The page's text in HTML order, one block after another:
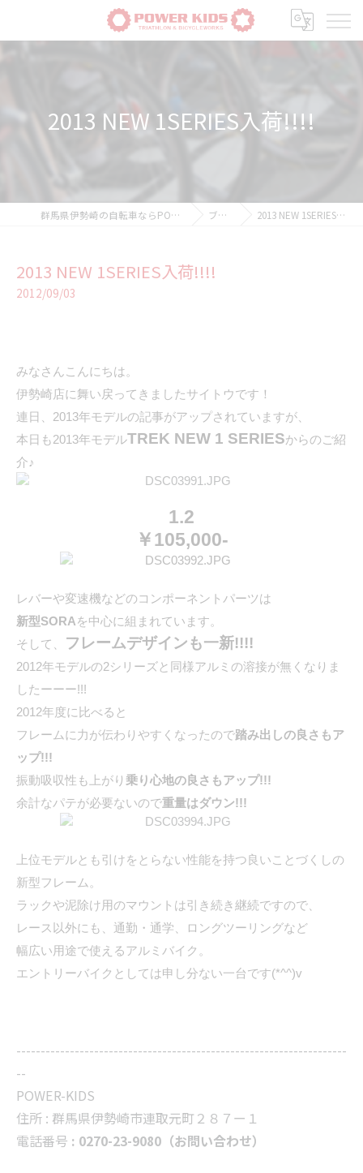
2013 NEW 1SERIES入荷!!!!
群馬県伊勢崎の自転車ならPOWER-KIDS ブログ 2013 NEW 1SERIES入荷!!!!
2013 NEW 1SERIES入荷!!!!
2012/09/03
みなさん こんにちは。
伊勢崎店に舞い戻ってきましたサイトウです！
連日、2013年モデルの記事がアップされていますが、
本日も2013年モデルTREK NEW 1 SERIESからのご紹
介♪
1.2
￥105,000-
レバーや変速機などのコンポーネントパーツは
新型SORAを中心に組まれています。
そして、
フレームデザインも一新!!!!
2012年モデルの2シリーズと同様アルミの溶接が無くなりま
したーーー!!!
2012年度に比べると
フレームに力が伝わりやすくなったので踏み出しの良さもア
ップ!!!
振動吸収性も上がり 乗り心地の良さもアップ!!!
余計なパテが必要ないので重量はダウン!!!
上位モデルとも引けをとらない性能を持つ良いことづくしの
新型フレーム。
ラックや泥除け用のマウントは引き続き継続ですので、
レース以外にも、通勤・通学、ロングツーリングなど
幅広い用途で使えるアルミバイク。
エントリーバイクとしては申し分ない一台です(*^^)v
--------------------------------------------------------------------
--
POWER-KIDS
住所 : 群馬県伊勢崎市連取元町２８７ー１
電話番号 : 0270-23-9080（お問い合わせ）